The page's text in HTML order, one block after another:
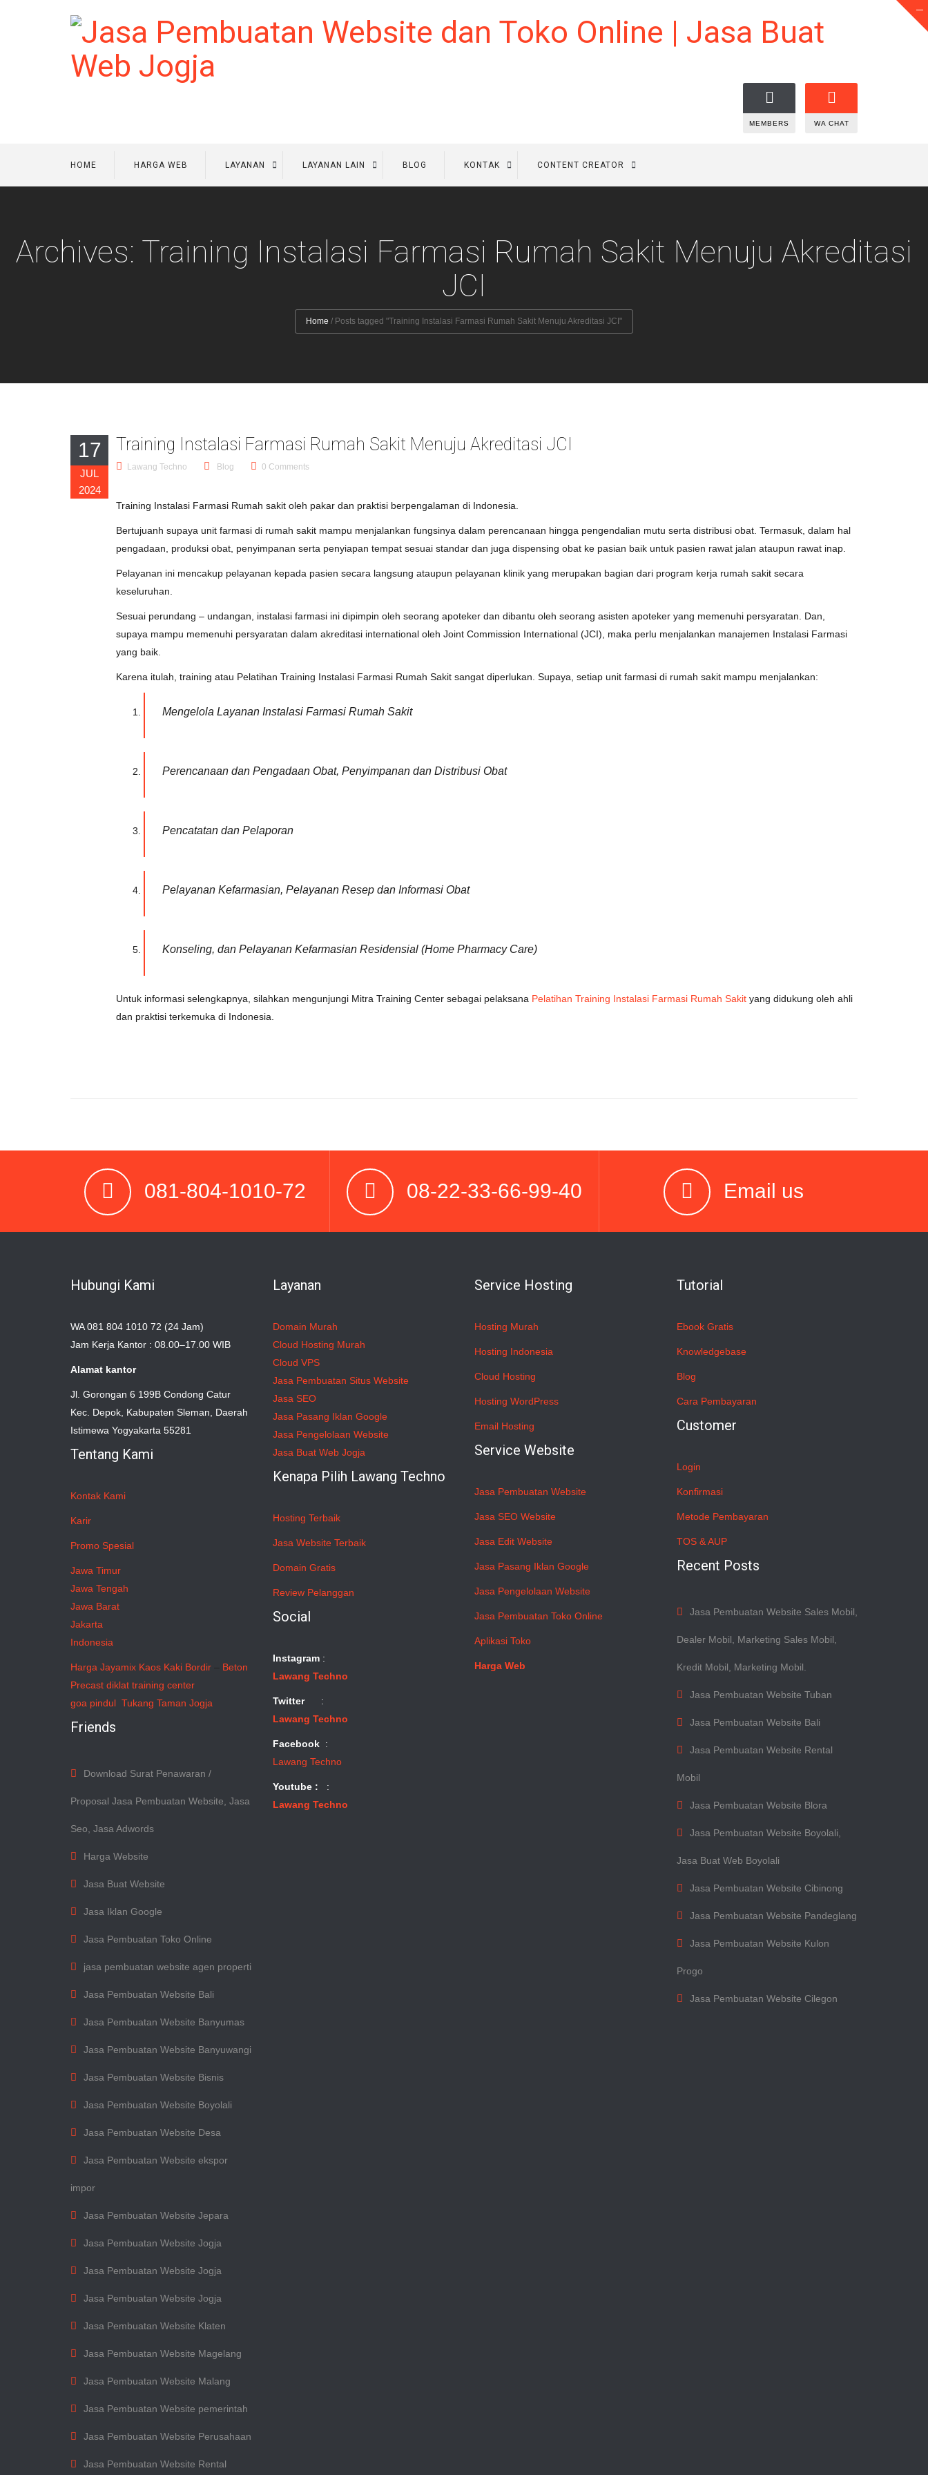
MEMBERS WA CHAT
HOME HARGA WEB LAYANAN LAYANAN LAIN BLOG KONTAK CONTENT CREATOR
Archives: Training Instalasi Farmasi Rumah Sakit Menuju Akreditasi
JCI
Home / Posts tagged "Training Instalasi Farmasi Rumah Sakit Menuju Akreditasi JCI"
17
JUL
2024
Training Instalasi Farmasi Rumah Sakit Menuju Akreditasi JCI
Lawang Techno Blog 0 Comments
Training Instalasi Farmasi Rumah sakit oleh pakar dan praktisi berpengalaman di Indonesia.
Bertujuanh supaya unit farmasi di rumah sakit mampu menjalankan fungsinya dalam perencanaan hingga pengendalian mutu serta distribusi obat. Termasuk, dalam hal
pengadaan, produksi obat, penyimpanan serta penyiapan tempat sesuai standar dan juga dispensing obat ke pasian baik untuk pasien rawat jalan ataupun rawat inap.
Pelayanan ini mencakup pelayanan kepada pasien secara langsung ataupun pelayanan klinik yang merupakan bagian dari program kerja rumah sakit secara
keseluruhan.
Sesuai perundang – undangan, instalasi farmasi ini dipimpin oleh seorang apoteker dan dibantu oleh seorang asisten apoteker yang memenuhi persyaratan. Dan,
supaya mampu memenuhi persyaratan dalam akreditasi international oleh Joint Commission International (JCI), maka perlu menjalankan manajemen Instalasi Farmasi
yang baik.
Karena itulah, training atau Pelatihan Training Instalasi Farmasi Rumah Sakit sangat diperlukan. Supaya, setiap unit farmasi di rumah sakit mampu menjalankan:
Mengelola Layanan Instalasi Farmasi Rumah Sakit
Perencanaan dan Pengadaan Obat, Penyimpanan dan Distribusi Obat
Pencatatan dan Pelaporan
Pelayanan Kefarmasian, Pelayanan Resep dan Informasi Obat
Konseling, dan Pelayanan Kefarmasian Residensial (Home Pharmacy Care)
Untuk informasi selengkapnya, silahkan mengunjungi Mitra Training Center sebagai pelaksana Pelatihan Training Instalasi Farmasi Rumah Sakit yang didukung oleh ahli
dan praktisi terkemuka di Indonesia.
081-804-1010-72 08-22-33-66-99-40 Email us
Hubungi Kami
WA 081 804 1010 72 (24 Jam)
Jam Kerja Kantor : 08.00–17.00 WIB
Alamat kantor
Jl. Gorongan 6 199B Condong Catur
Kec. Depok, Kabupaten Sleman, Daerah
Istimewa Yogyakarta 55281
Tentang Kami
Kontak Kami
Karir
Promo Spesial
Jawa Timur
Jawa Tengah
Jawa Barat
Jakarta
Indonesia
Harga Jayamix Kaos Kaki Bordir – Beton
Precast diklat training center
goa pindul Tukang Taman Jogja
Friends
Download Surat Penawaran /
Proposal Jasa Pembuatan Website, Jasa
Seo, Jasa Adwords
Harga Website
Jasa Buat Website
Jasa Iklan Google
Jasa Pembuatan Toko Online
jasa pembuatan website agen properti
Jasa Pembuatan Website Bali
Jasa Pembuatan Website Banyumas
Jasa Pembuatan Website Banyuwangi
Jasa Pembuatan Website Bisnis
Jasa Pembuatan Website Boyolali
Jasa Pembuatan Website Desa
Jasa Pembuatan Website ekspor
impor
Jasa Pembuatan Website Jepara
Jasa Pembuatan Website Jogja
Jasa Pembuatan Website Jogja
Jasa Pembuatan Website Jogja
Jasa Pembuatan Website Klaten
Jasa Pembuatan Website Magelang
Jasa Pembuatan Website Malang
Jasa Pembuatan Website pemerintah
Jasa Pembuatan Website Perusahaan
Jasa Pembuatan Website Rental
Layanan
Domain Murah
Cloud Hosting Murah
Cloud VPS
Jasa Pembuatan Situs Website
Jasa SEO
Jasa Pasang Iklan Google
Jasa Pengelolaan Website
Jasa Buat Web Jogja
Kenapa Pilih Lawang Techno
Hosting Terbaik
Jasa Website Terbaik
Domain Gratis
Review Pelanggan
Social
Instagram:
Lawang Techno
Twitter:
Lawang Techno
Facebook:
Lawang Techno
Youtube :
:
Lawang Techno
Service Hosting
Hosting Murah
Hosting Indonesia
Cloud Hosting
Hosting WordPress
Email Hosting
Service Website
Jasa Pembuatan Website
Jasa SEO Website
Jasa Edit Website
Jasa Pasang Iklan Google
Jasa Pengelolaan Website
Jasa Pembuatan Toko Online
Aplikasi Toko
Harga Web
Tutorial
Ebook Gratis
Knowledgebase
Blog
Cara Pembayaran
Customer
Login
Konfirmasi
Metode Pembayaran
TOS & AUP
Recent Posts
Jasa Pembuatan Website Sales Mobil,
Dealer Mobil, Marketing Sales Mobil,
Kredit Mobil, Marketing Mobil.
Jasa Pembuatan Website Tuban
Jasa Pembuatan Website Bali
Jasa Pembuatan Website Rental
Mobil
Jasa Pembuatan Website Blora
Jasa Pembuatan Website Boyolali,
Jasa Buat Web Boyolali
Jasa Pembuatan Website Cibinong
Jasa Pembuatan Website Pandeglang
Jasa Pembuatan Website Kulon
Progo
Jasa Pembuatan Website Cilegon